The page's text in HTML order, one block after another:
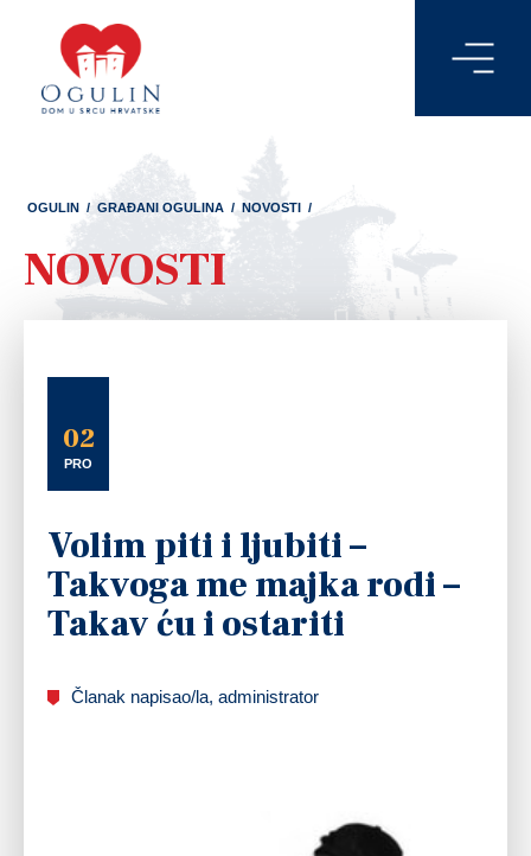
OGULIN / GRAĐANI OGULINA / NOVOSTI /
NOVOSTI
02
PRO
Volim piti i ljubiti –
Takvoga me majka rodi –
Takav ću i ostariti
Članak napisao/la, administrator